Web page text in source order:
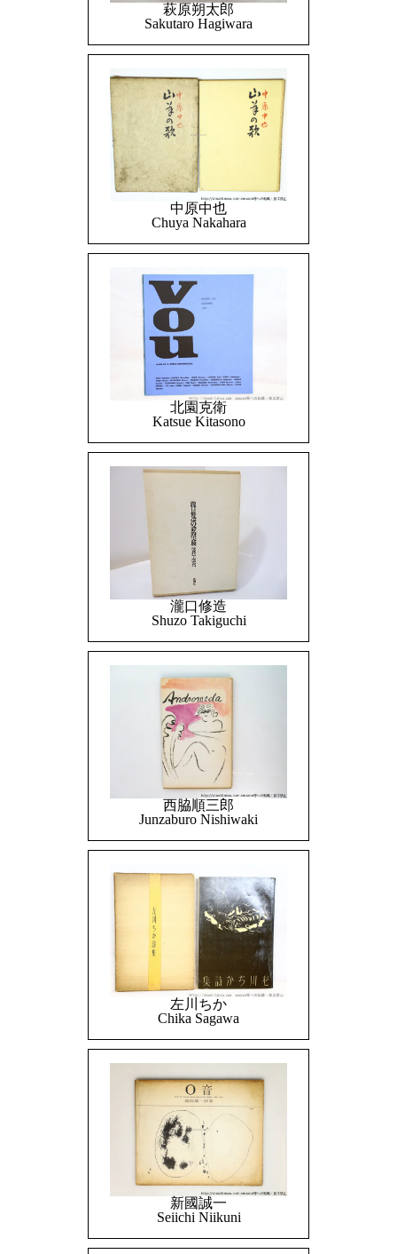
萩原朔太郎
Sakutaro Hagiwara
中原中也
Chuya Nakahara
北園克衛
Katsue Kitasono
瀧口修造
Shuzo Takiguchi
西脇順三郎
Junzaburo Nishiwaki
左川ちか
Chika Sagawa
新國誠一
Seiichi Niikuni